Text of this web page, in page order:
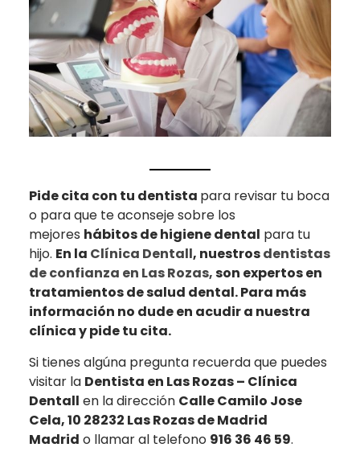
Pide cita con tu dentista para revisar tu boca
o para que te aconseje sobre los
mejores hábitos de higiene dental para tu
hijo. En la Clínica Dentall, nuestrosdentistas
de confianza en Las Rozas,son expertos en
tratamientos de salud dental. Para más
información no dude en acudir a nuestra
clínica y pide tu cita.
Si tienes algúna pregunta recuerda que puedes
visitar la Dentista en Las Rozas – Clínica
Dentall en la dirección Calle Camilo Jose
Cela, 10 28232 Las Rozas de Madrid
Madrid o llamar al telefono 916 36 46 59.